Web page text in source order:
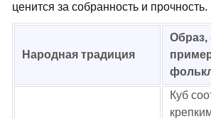
ценится за собранность и прочность.
Народная традиция
Образ,
Куб